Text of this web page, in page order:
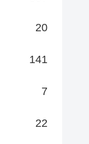
20
141
7
22